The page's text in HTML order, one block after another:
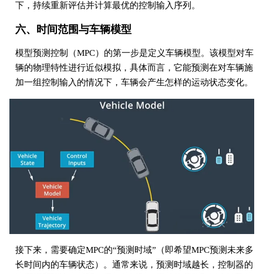
下，持续重新评估并计算最优的控制输入序列。
六、时间范围与车辆模型
模型预测控制（MPC）的第一步是定义车辆模型。该模型对车
辆的物理特性进行近似模拟，具体而言，它能预测在对车辆施
加一组控制输入的情况下，车辆会产生怎样的运动状态变化。
接下来，需要确定MPC的“预测时域”（即希望MPC预测未来多
长时间内的车辆状态）。通常来说，预测时域越长，控制器的